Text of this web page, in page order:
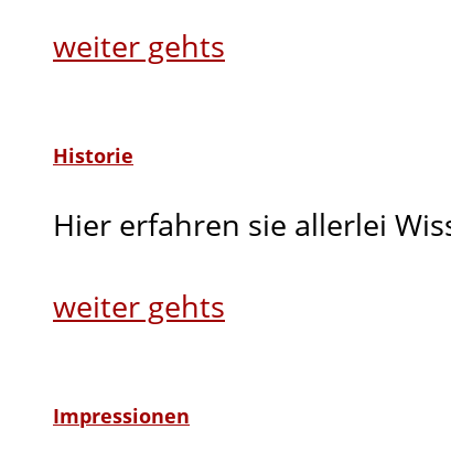
weiter gehts
Historie
Hier erfahren sie allerlei
weiter gehts
Impressionen